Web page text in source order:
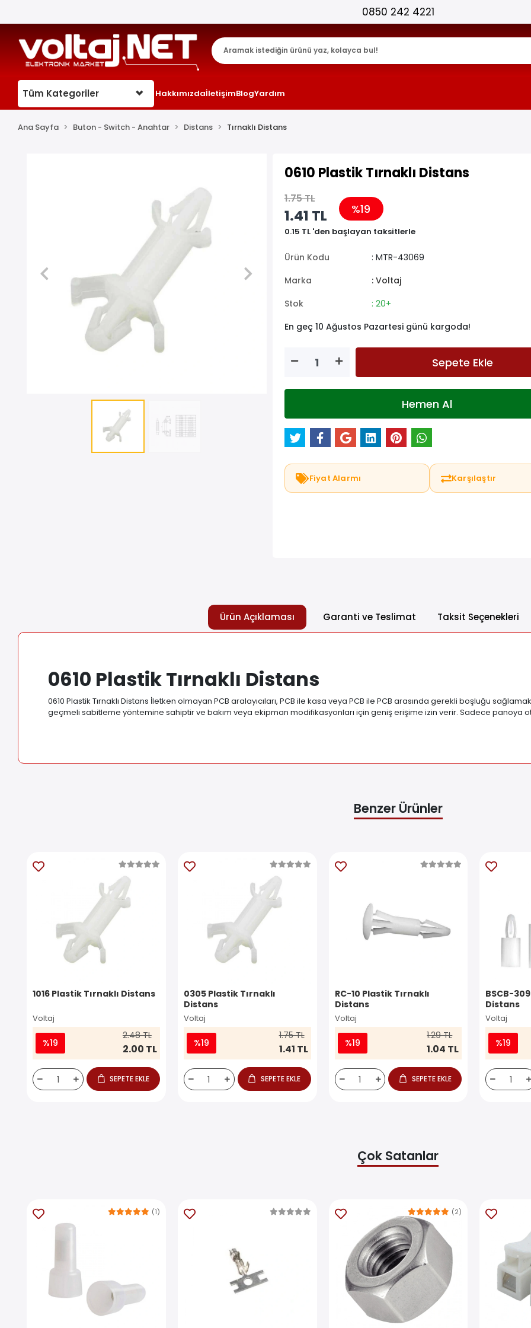
25.000+ AKTİF ÜRÜN !
Tüm Kategoriler HakkımızdaİletişimBlogYardım
Ana Sayfa Buton - Switch - Anahtar Distans Tırnaklı Distans
0610 Plastik Tırnaklı Distans
1.75 TL
1.41 TL %19
0.15 TL 'den başlayan taksitlerle
Ürün Kodu
: MTR-43069
Marka
: Voltaj
Stok
: 20+
En geç 10 Ağustos Pazartesi günü kargoda!
Sepete Ekle
Hemen Al
Fiyat Alarmı Karşılaştır
Ürün Açıklaması Garanti ve Teslimat Taksit Seçenekleri
0610 Plastik Tırnaklı Distans
0610 Plastik Tırnaklı Distans İletken olmayan PCB aralayıcıları, PCB ile kasa veya PCB ile PCB arasında gerekli boşluğu
geçmeli sabitleme yöntemine sahiptir ve bakım veya ekipman modifikasyonları için geniş erişime izin verir. Sadece panoya
Benzer Ürünler
1016 Plastik Tırnaklı Distans
Voltaj
%19
2.48 TL
2.00 TL
SEPETE EKLE
0305 Plastik Tırnaklı
Distans
Voltaj
%19
1.75 TL
1.41 TL
SEPETE EKLE
RC-10 Plastik Tırnaklı
Distans
Voltaj
%19
1.29 TL
1.04 TL
SEPETE EKLE
BSCB-
Distans
Voltaj
%19
Çok Satanlar
(1) (2)